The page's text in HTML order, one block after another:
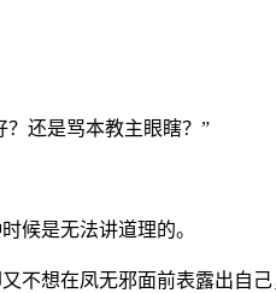
还是骂本教主眼瞎？”
候是无法讲道理的。
想在凤无邪面前表露出自